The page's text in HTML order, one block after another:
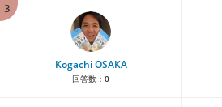
3
Kogachi OSAKA
回答数： 0